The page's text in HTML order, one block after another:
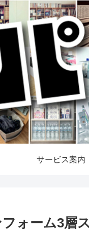
サービス案内
ォーム3層